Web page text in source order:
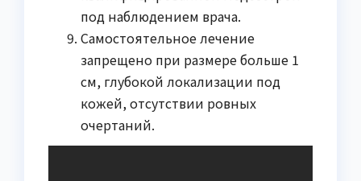
под наблюдением врача.
Самостоятельное лечение
запрещено при размере больше 1
см, глубокой локализации под
кожей, отсутствии ровных
очертаний.